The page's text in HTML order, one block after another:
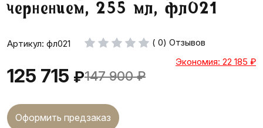
чернением, 255 мл, фл021
Артикул: фл021 ( 0) Отзывов
125 715 ₽147 900 ₽
Экономия: 22 185 ₽
Оформить предзаказ